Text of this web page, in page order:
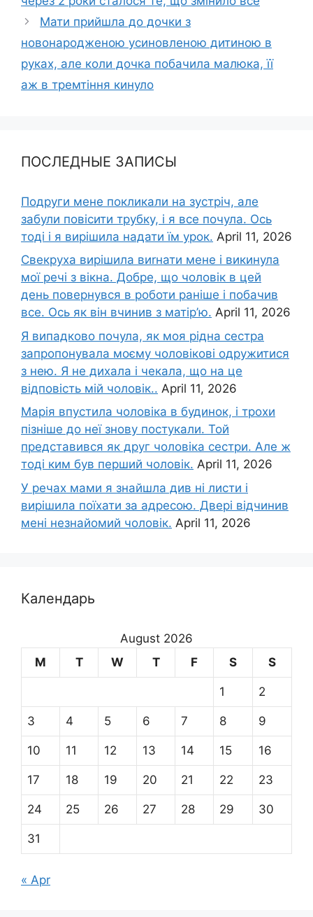
Мати прийшла до дочки з
новонapoдженою усиновленою дитиною в
руках, але коли дочка побачила малюка, її
аж в тремтіння кинуло
ПОСЛЕДНЫЕ ЗАПИСЫ
Подруги мене покликали на зустріч, але
забули повісити трубку, і я все почула. Ось
тоді і я вирішила надати їм урок. April 11, 2026
Свекруха вирішила виrнати мене і викинула
мої речі з вікна. Добре, що чоловік в цей
день повернувся в роботи раніше і побачив
все. Ось як він вчинив з матір’ю. April 11, 2026
Я випадково почула, як моя рідна сестра
запропонувала моєму чоловікові одружитися
з нею. Я не дихала і чекала, що на це
відповість мій чоловік.. April 11, 2026
Марія впустила чоловіка в будинок, і трохи
пізніше до неї знову постукали. Той
представився як друг чоловіка сестри. Але ж
тоді ким був перший чоловік. April 11, 2026
У речах мами я знайшла див ні листи і
вирішила поїхати за адресою. Двері відчинив
мені незнайомий чоловік. April 11, 2026
Календарь
August 2026
M
T W T F S S
1 2
3 4 5 6 7 8 9
10 11 12 13 14 15 16
17 18 19 20 21 22 23
24 25 26 27 28 29 30
31
« Apr